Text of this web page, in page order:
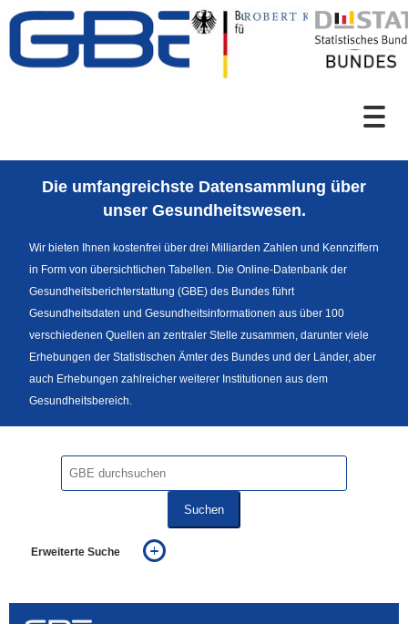
Zum Inhalt
Sprachumschaltung
Die umfangreichste Datensammlung über
unser Gesundheitswesen.
Wir bieten Ihnen kostenfrei über drei Milliarden Zahlen und Kennziffern
in Form von übersichtlichen Tabellen. Die Online-Datenbank der
Gesundheitsberichterstattung (GBE) des Bundes führt
Gesundheitsdaten und Gesundheitsinformationen aus über 100
verschiedenen Quellen an zentraler Stelle zusammen, darunter viele
Erhebungen der Statistischen Ämter des Bundes und der Länder, aber
auch Erhebungen zahlreicher weiterer Institutionen aus dem
Gesundheitsbereich.
Suchen
Erweiterte Suche